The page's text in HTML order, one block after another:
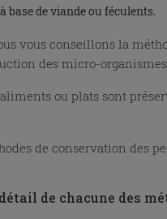
base de viande ou féculents.
vous conseillons la
des micro-
ou plats sont
de conservation des
de chacune des